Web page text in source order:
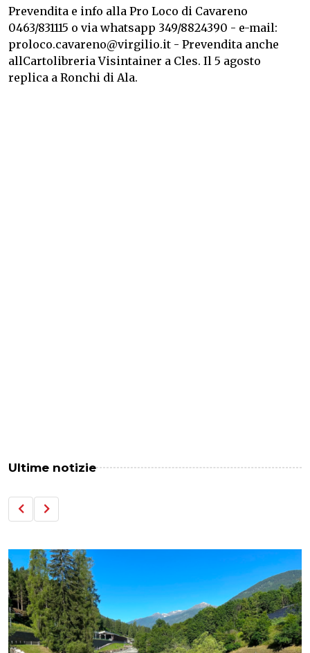
Prevendita e info alla Pro Loco di Cavareno
0463/831115 o via whatsapp 349/8824390 - e-mail:
proloco.cavareno@virgilio.it - Prevendita anche
allCartolibreria Visintainer a Cles. Il 5 agosto
replica a Ronchi di Ala.
Ultime notizie